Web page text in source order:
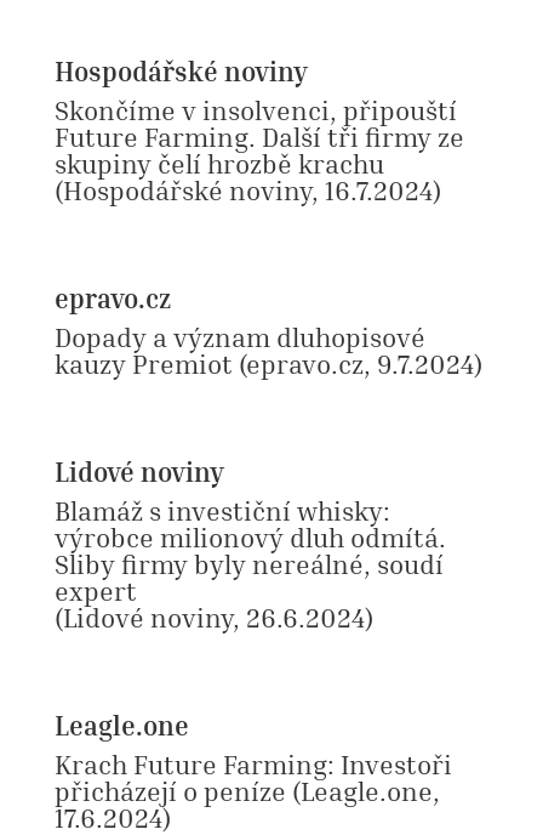
Hospodářské noviny
Skončíme v insolvenci, připouští
Future Farming. Další tři firmy ze
skupiny čelí hrozbě krachu
(Hospodářské noviny, 16.7.2024)
epravo.cz
Dopady a význam dluhopisové
kauzy Premiot (epravo.cz, 9.7.2024)
Lidové noviny
Blamáž s investiční whisky:
výrobce milionový dluh odmítá.
Sliby firmy byly nereálné, soudí
expert
(Lidové noviny, 26.6.2024)
Leagle.one
Krach Future Farming: Investoři
přicházejí o peníze (Leagle.one,
17.6.2024)